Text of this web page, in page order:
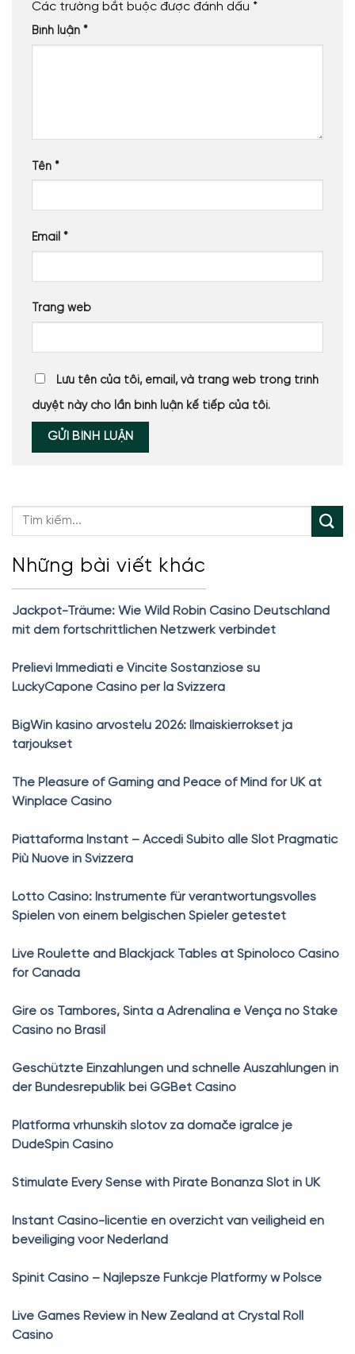
Các trường bắt buộc được đánh dấu *
Bình luận *
Tên *
Email *
Trang web
Lưu tên của tôi, email, và trang web trong trình
duyệt này cho lần bình luận kế tiếp của tôi.
Những bài viết khác
Jackpot-Träume: Wie Wild Robin Casino Deutschland
mit dem fortschrittlichen Netzwerk verbindet
Prelievi Immediati e Vincite Sostanziose su
LuckyCapone Casino per la Svizzera
BigWin kasino arvostelu 2026: Ilmaiskierrokset ja
tarjoukset
The Pleasure of Gaming and Peace of Mind for UK at
Winplace Casino
Piattaforma Instant – Accedi Subito alle Slot Pragmatic
Più Nuove in Svizzera
Lotto Casino: Instrumente für verantwortungsvolles
Spielen von einem belgischen Spieler getestet
Live Roulette and Blackjack Tables at Spinoloco Casino
for Canada
Gire os Tambores, Sinta a Adrenalina e Vença no Stake
Casino no Brasil
Geschützte Einzahlungen und schnelle Auszahlungen in
der Bundesrepublik bei GGBet Casino
Platforma vrhunskih slotov za domače igralce je
DudeSpin Casino
Stimulate Every Sense with Pirate Bonanza Slot in UK
Instant Casino-licentie en overzicht van veiligheid en
beveiliging voor Nederland
Spinit Casino – Najlepsze Funkcje Platformy w Polsce
Live Games Review in New Zealand at Crystal Roll
Casino